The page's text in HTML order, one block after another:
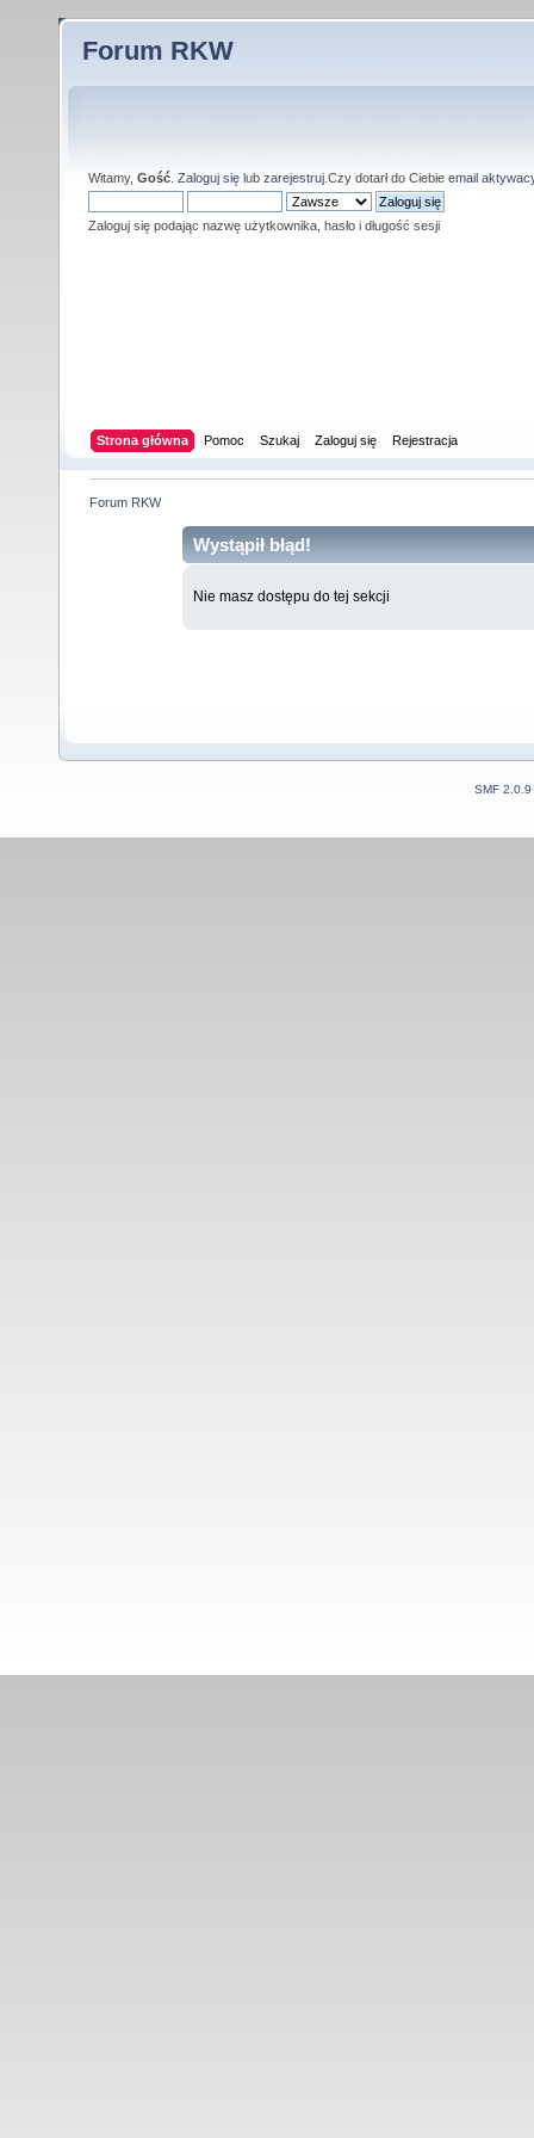
Forum RKW
Witamy, Gość Zaloguj się lub zarejestruj .Czy dotarł do Ciebie email
Zaloguj się podając nazwę użytkownika, hasło i długość sesji
Strona główna Pomoc Szukaj Zaloguj się Rejestracja
Forum RKW
Wystąpił błąd!
Nie masz dostępu do tej sekcji
SMF 2.0.9